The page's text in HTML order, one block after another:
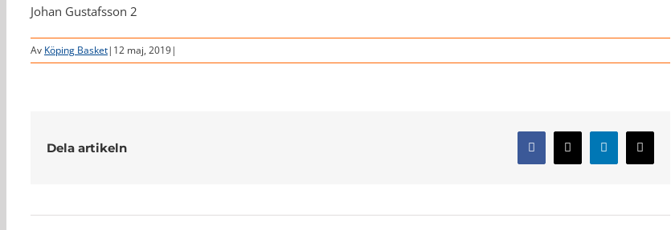
Johan Gustafsson 2
Av Köping Basket| 12 maj, 2019|
Dela artikeln Facebook
X LinkedIn
E-
post